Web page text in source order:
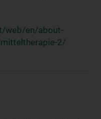
web/en/about-
2/